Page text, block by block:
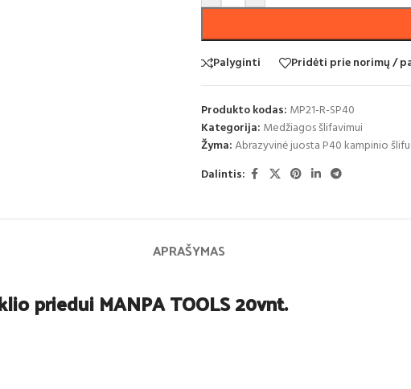
Palyginti Pridėti prie norimų /
Produkto kodas: MP21-R-SP40
Kategorija: Medžiagos šlifavimui
Žyma:Abrazyvinė juosta P40 kampinio
Dalintis:
APRAŠYMAS
priedui MANPA TOOLS 20vnt.